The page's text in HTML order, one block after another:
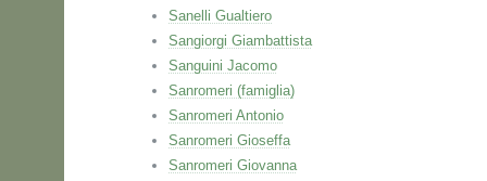
Sanelli Gualtiero
Sangiorgi Giambattista
Sanguini Jacomo
Sanromeri (famiglia)
Sanromeri Antonio
Sanromeri Gioseffa
Sanromeri Giovanna